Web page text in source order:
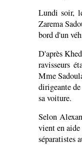
Lundi soir,
Zarema
bord d'un
D'après
ravisseurs
Mme
dirigeante
sa voiture.
Selon
vient en aide
séparatistes